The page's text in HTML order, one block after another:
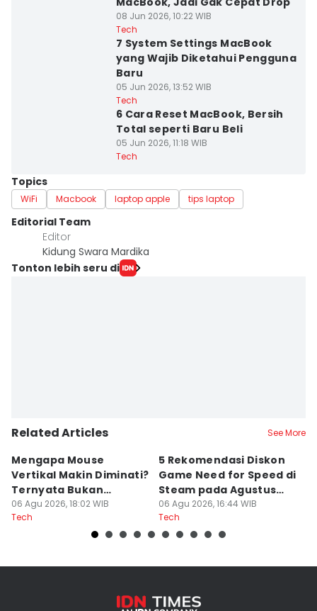
08 Jun 2026, 10:22 WIB
Tech
7 System Settings MacBook
yang Wajib Diketahui Pengguna
Baru
05 Jun 2026, 13:52 WIB
Tech
6 Cara Reset MacBook, Bersih
Total seperti Baru Beli
05 Jun 2026, 11:18 WIB
Tech
Topics
WiFi Macbook laptop apple tips laptop
Editorial Team
Editor
Kidung Swara Mardika
Tonton lebih seru di
Related Articles See More
Mengapa Mouse
Vertikal Makin Diminati?
Ternyata Bukan
sekadar Tren
06 Agu 2026, 18:02 WIB
Tech
5 Rekomendasi Diskon
Game Need for Speed di
Steam pada Agustus
2026
06 Agu 2026, 16:44 WIB
Tech